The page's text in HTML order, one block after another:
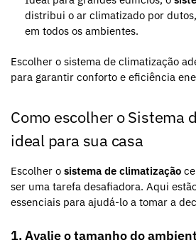
distribui o ar climatizado por
em todos os ambientes.
Escolher o sistema de climatização
para garantir conforto e eficiência
Como escolher o Sistema
ideal para sua casa
Escolher o sistema de climatização
ser uma tarefa desafiadora. Aqui
essenciais para ajudá-lo a tomar a
1. Avalie o tamanho do